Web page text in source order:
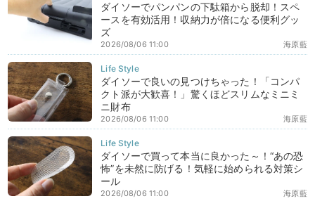
ダイソーでパンパンの下駄箱から脱却！スペ
ースを有効活用！収納力が倍になる便利グッ
ズ
海原藍
2026/08/06 11:00
ダイソーで良いの見つけちゃった！「コンパ
クト派が大歓喜！」驚くほどスリムなミニミ
ニ財布
海原藍
2026/08/06 11:00
ダイソーで買って本当に良かった～！“あの恐
怖”を未然に防げる！気軽に始められる対策シ
ール
海原藍
2026/08/06 11:00